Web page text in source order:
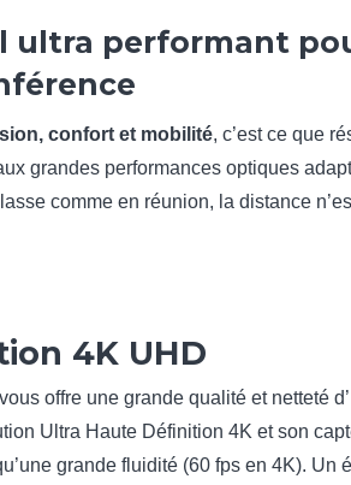
ultra performant
confort et mobilité, c’est ce que
grandes performances optiques
comme en réunion, la distance
4K UHD
offre une grande qualité et netteté
Ultra Haute Définition 4K et son
grande fluidité (60 fps en 4K). Un